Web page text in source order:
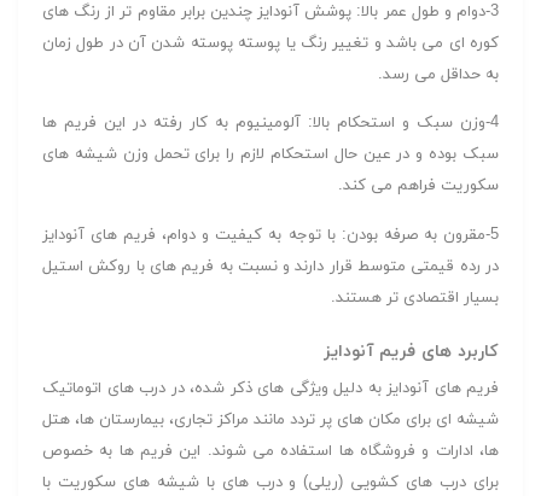
3-دوام و طول عمر بالا: پوشش آنودایز چندین برابر مقاوم تر از رنگ های
کوره ای می باشد و تغییر رنگ یا پوسته پوسته شدن آن در طول زمان
به حداقل می رسد.
4-وزن سبک و استحکام بالا: آلومینیوم به کار رفته در این فریم ها
سبک بوده و در عین حال استحکام لازم را برای تحمل وزن شیشه های
سکوریت فراهم می کند.
5-مقرون به صرفه بودن: با توجه به کیفیت و دوام، فریم های آنودایز
در رده قیمتی متوسط قرار دارند و نسبت به فریم های با روکش استیل
بسیار اقتصادی تر هستند.
کاربرد های فریم آنودایز
فریم های آنودایز به دلیل ویژگی های ذکر شده، در درب های اتوماتیک
شیشه ای برای مکان های پر تردد مانند مراکز تجاری، بیمارستان ها، هتل
ها، ادارات و فروشگاه ها استفاده می شوند. این فریم ها به خصوص
برای درب های کشویی (ریلی) و درب های با شیشه های سکوریت با